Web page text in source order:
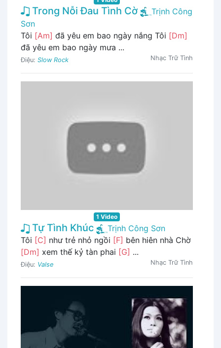
Trong Nỗi Đau Tình Cờ
Trịnh Công
Sơn
Tôi [Am] đã yêu em bao ngày nắng Tôi [Dm]
đã yêu em bao ngày mưa ...
Điệu: Slow Rock Nhạc Trữ Tình
1 Video
Tự Tình Khúc
Trịnh Công Sơn
Tôi [C] như trẻ nhỏ ngồi [F] bên hiên nhà Chờ
[Dm] xem thế kỷ tàn phai [G] ...
Điệu: Valse Nhạc Trữ Tình